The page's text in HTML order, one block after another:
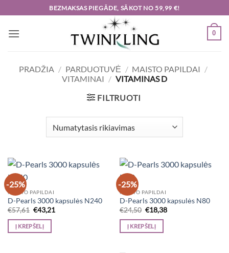
to
content
BEZMAKSAS PIEGĀDE, SĀKOT NO 59,99 €!
0
PRADŽIA / PARDUOTUVĖ / MAISTO PAPILDAI /
VITAMINAI / VITAMINAS D
FILTRUOTI
-25%
MAISTO PAPILDAI
D-Pearls 3000 kapsulės N240
€57,61 Original
price
was:
€57,61.
€43,21Current
Į KREPŠELĮ
-25%
MAISTO PAPILDAI
D-Pearls 3000 kapsulės N80
€24,50 Original
price
was:
€24,50.
€18,38Current
Į KREPŠELĮ